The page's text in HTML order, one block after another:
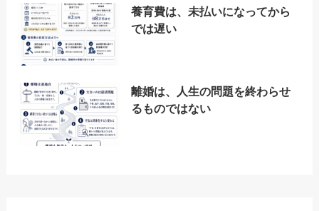
養育費は、未払いになってから
では遅い
離婚は、人生の問題を終わらせ
るものではない